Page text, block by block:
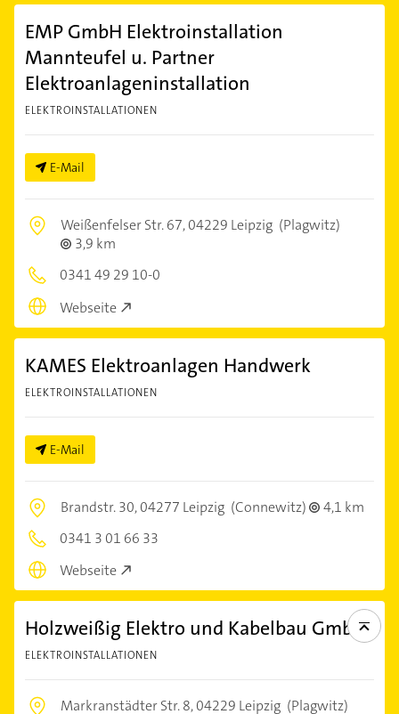
EMP GmbH Elektroinstallation
Mannteufel u. Partner
Elektroanlageninstallation
ELEKTROINSTALLATIONEN
E-Mail
Weißenfelser Str. 67,04229 Leipzig (Plagwitz)
3,9 km
0341 49 29 10-0
Webseite
KAMES Elektroanlagen Handwerk
ELEKTROINSTALLATIONEN
E-Mail
Brandstr. 30,04277 Leipzig (Connewitz)
4,1 km
0341 3 01 66 33
Webseite
Holzweißig Elektro und Kabelbau GmbH
ELEKTROINSTALLATIONEN
Markranstädter Str. 8,04229 Leipzig (Plagwitz)